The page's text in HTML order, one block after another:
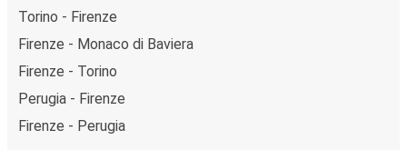
Torino - Firenze
Firenze - Monaco di Baviera
Firenze - Torino
Perugia - Firenze
Firenze - Perugia